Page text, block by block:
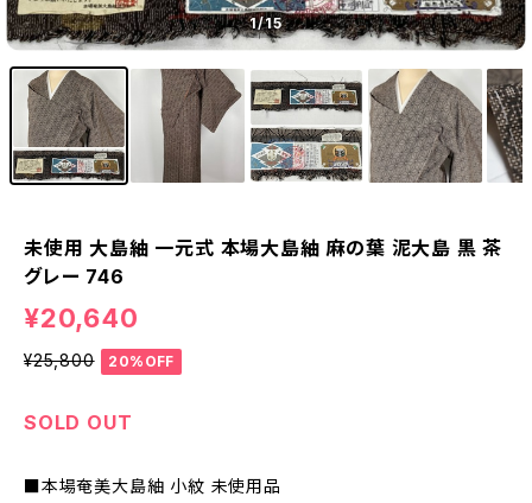
1/15
未使用 大島紬 一元式 本場大島紬 麻の葉 泥大島 黒 茶
グレー 746
¥20,640
¥25,800 20%OFF
SOLD OUT
■本場奄美大島紬 小紋 未使用品